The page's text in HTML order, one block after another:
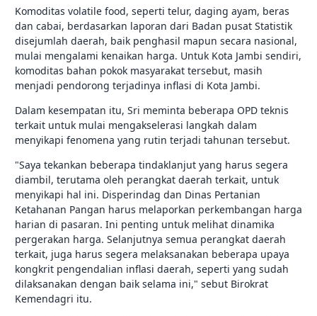
Komoditas volatile food, seperti telur, daging ayam, beras
dan cabai, berdasarkan laporan dari Badan pusat Statistik
disejumlah daerah, baik penghasil mapun secara nasional,
mulai mengalami kenaikan harga. Untuk Kota Jambi sendiri,
komoditas bahan pokok masyarakat tersebut, masih
menjadi pendorong terjadinya inflasi di Kota Jambi.
Dalam kesempatan itu, Sri meminta beberapa OPD teknis
terkait untuk mulai mengakselerasi langkah dalam
menyikapi fenomena yang rutin terjadi tahunan tersebut.
"Saya tekankan beberapa tindaklanjut yang harus segera
diambil, terutama oleh perangkat daerah terkait, untuk
menyikapi hal ini. Disperindag dan Dinas Pertanian
Ketahanan Pangan harus melaporkan perkembangan harga
harian di pasaran. Ini penting untuk melihat dinamika
pergerakan harga. Selanjutnya semua perangkat daerah
terkait, juga harus segera melaksanakan beberapa upaya
kongkrit pengendalian inflasi daerah, seperti yang sudah
dilaksanakan dengan baik selama ini," sebut Birokrat
Kemendagri itu.